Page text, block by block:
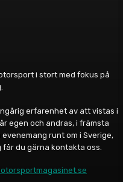
i stort med fokus på
erfarenhet av att vistas i
egen och andras, i främsta
runt om i Sverige,
får du gärna kontakta oss.